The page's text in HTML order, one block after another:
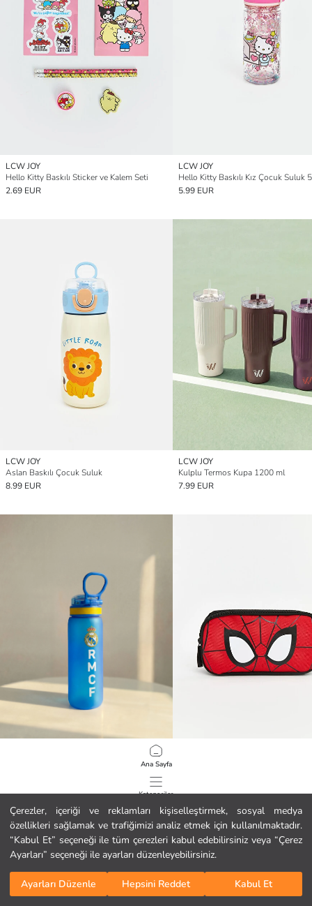
Çerezler, içeriği ve reklamları kişiselleştirmek, sosyal medya
özellikleri sağlamak ve trafiğimizi analiz etmek için kullanılmaktadır.
“Kabul Et” seçeneği ile tüm çerezleri kabul edebilirsiniz veya “Çerez
Ayarları” seçeneği ile ayarları düzenleyebilirsiniz.
Ayarları Düzenle Hepsini Reddet Kabul Et
Ana Sayfa
Kategoriler
Sepetim
LCW JOY
Hello Kitty Baskılı Sticker ve Kalem Seti
2.69 EUR
LCW JOY
Hello Kitty Baskılı Kız Çocuk Suluk
5.99 EUR
LCW JOY
Aslan Baskılı Çocuk Suluk
8.99 EUR
LCW JOY
Kulplu Termos Kupa 1200 ml
7.99 EUR
199